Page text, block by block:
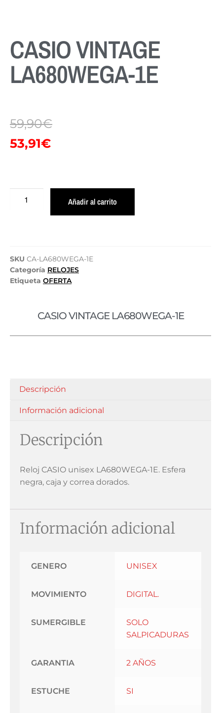
CASIO VINTAGE
LA680WEGA-1E
59,90€
53,91€
Añadir al carrito
SKU CA-LA680WEGA-1E
Categoría RELOJES
Etiqueta OFERTA
CASIO VINTAGE LA680WEGA-1E
Descripción
Información adicional
Descripción
Reloj CASIO unisex LA680WEGA-1E. Esfera
negra, caja y correa dorados.
Información adicional
GENERO UNISEX
MOVIMIENTO DIGITAL.
SUMERGIBLE
SOLO
SALPICADURAS
GARANTIA 2 AÑOS
ESTUCHE SI